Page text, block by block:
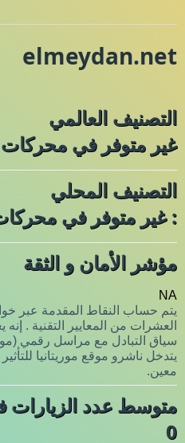
elmeydan.net
التصنيف العالمي
غير متوفر في
التصنيف المحلي
: غير متوفر في
مؤشر الأمان و الثقة
NA
يتم حساب النقاط المقدمة عبر
العشرات من المعايير التقنية .
سياق التبادل مع مراسل رقمي
يتدخل ناشرو موقع موريتانيا
معين.
متوسط عدد الزيارات في
0